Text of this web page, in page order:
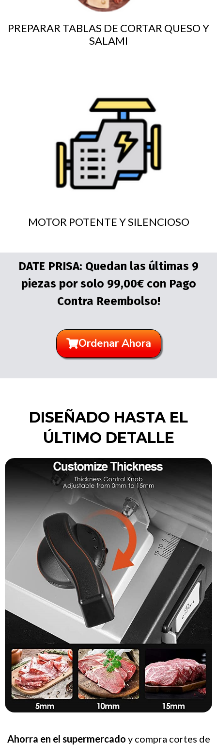
PREPARAR TABLAS DE CORTAR QUESO Y
SALAMI
MOTOR POTENTE Y SILENCIOSO
DATE PRISA: Quedan las últimas 9
piezas por solo 99,00€ con Pago
Contra Reembolso!
Ordenar Ahora
DISEÑADO HASTA EL
ÚLTIMO DETALLE
Ahorra en el supermercado y compra cortes de